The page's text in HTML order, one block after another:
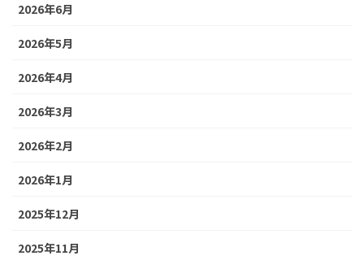
2026年6月
2026年5月
2026年4月
2026年3月
2026年2月
2026年1月
2025年12月
2025年11月